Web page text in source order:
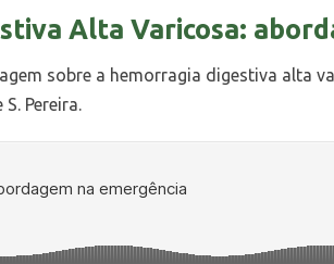
Alta Varicosa:
sobre a hemorragia digestiva alta
Pereira.